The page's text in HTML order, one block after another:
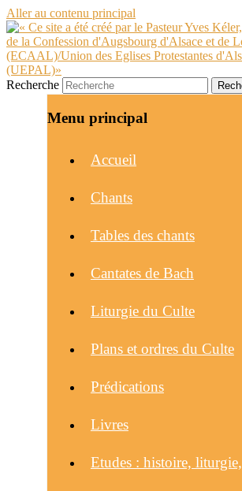
Aller au contenu principal
Recherche
Menu principal
Accueil
Chants
Tables des chants
Cantates de Bach
Liturgie du Culte
Plans et ordres du Culte
Prédications
Livres
Etudes : histoire, liturgie,